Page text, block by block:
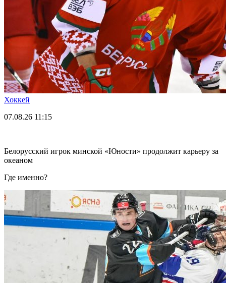
Хоккей
07.08.26 11:15
Белорусский игрок минской «Юности» продолжит карьеру за
океаном
Где именно?